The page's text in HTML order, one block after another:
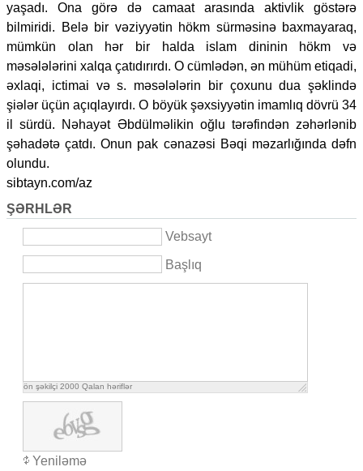
yaşadı. Ona görə də camaat arasında aktivlik göstərə
bilmiridi. Belə bir vəziyyətin hökm sürməsinə baxmayaraq,
mümkün olan hər bir halda islam dininin hökm və
məsələlərini xalqa çatıdırırdı. O cümlədən, ən mühüm etiqadi,
əxlaqi, ictimai və s. məsələlərin bir çoxunu dua şəklində
şiələr üçün açıqlayırdı. O böyük şəxsiyyətin imamlıq dövrü 34
il sürdü. Nəhayət Əbdülməlikin oğlu tərəfindən zəhərlənib
şəhadətə çatdı. Onun pak cənazəsi Bəqi məzarlığında dəfn
olundu.
sibtayn.com/az
ŞƏRHLƏR
Vebsayt
Başlıq
ön şəkilçi 2000 Qalan həriflər
Yeniləmə